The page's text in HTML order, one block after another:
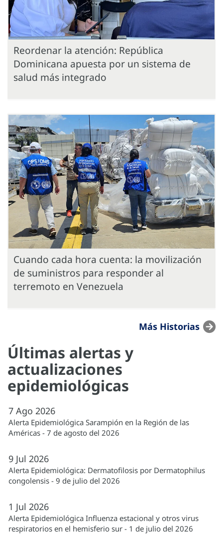
Reordenar la atención: República
Dominicana apuesta por un sistema de
salud más integrado
Cuando cada hora cuenta: la movilización
de suministros para responder al
terremoto en Venezuela
Más Historias
Últimas alertas y
actualizaciones
epidemiológicas
7 Ago 2026
Alerta Epidemiológica Sarampión en la Región de las
Américas - 7 de agosto del 2026
9 Jul 2026
Alerta Epidemiológica: Dermatofilosis por Dermatophilus
congolensis - 9 de julio del 2026
1 Jul 2026
Alerta Epidemiológica Influenza estacional y otros virus
respiratorios en el hemisferio sur - 1 de julio del 2026